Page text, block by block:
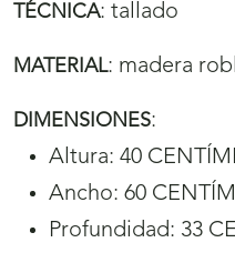
TÉCNICA: tallado
MATERIAL: madera
DIMENSIONES:
Altura: 40
Ancho: 60
Profundidad: 33